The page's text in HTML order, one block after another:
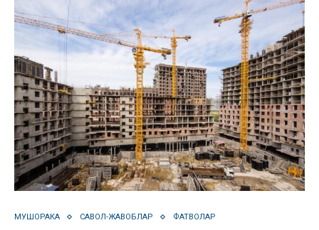
МУШОРАКА САВОЛ-ЖАВОБЛАР ФАТВОЛАР